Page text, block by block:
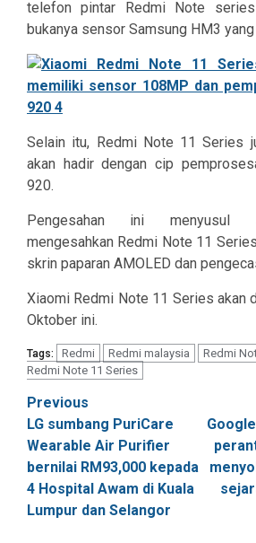
telefon pintar Redmi Note
bukanya sensor Samsung HM3
Selain itu, Redmi Note 11 Series
akan hadir dengan cip
920.
Pengesahan ini menyusul
mengesahkan Redmi Note 11
skrin paparan AMOLED dan
Xiaomi Redmi Note 11 Series akan
Oktober ini.
Tags: Redmi Redmi malaysia Redmi
Redmi Note 11 Series
Post
navigation
Previous
LG sumbang PuriCare
Wearable Air Purifier
bernilai RM93,000 kepada
4 Hospital Awam di Kuala
Lumpur dan Selangor